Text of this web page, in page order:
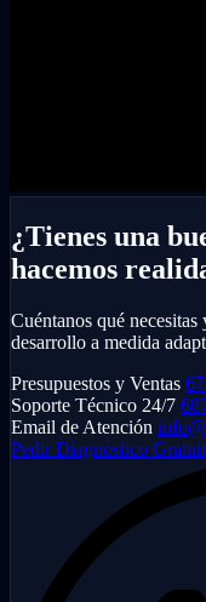
¿Tienes una
hacemos
Cuéntanos qué
desarrollo a medida
Presupuestos y Ventas
Soporte Técnico 24/7
Email de Atención
Pedir Diagnóstico